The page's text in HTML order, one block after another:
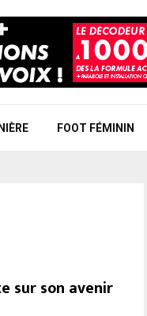
FOOT FÉMININ
sur son avenir